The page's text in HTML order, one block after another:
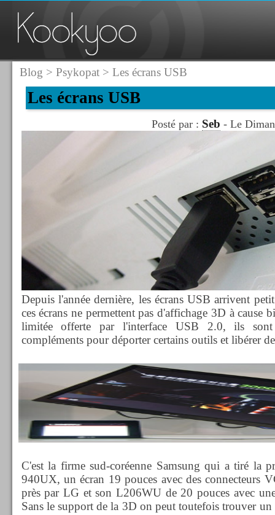
Blog > Psykopat> Les écrans USB
Les écrans USB
Posté par : Seb - Le
Depuis l'année dernière, les écrans USB arrivent
ces écrans ne permettent pas d'affichage 3D à cause
limitée offerte par l'interface USB 2.0, ils sont
compléments pour déporter certains outils et libérer
C'est la firme sud-coréenne Samsung qui a tiré la
940UX, un écran 19 pouces avec des connecteurs
près par LG et son L206WU de 20 pouces avec
Sans le support de la 3D on peut toutefois trouver